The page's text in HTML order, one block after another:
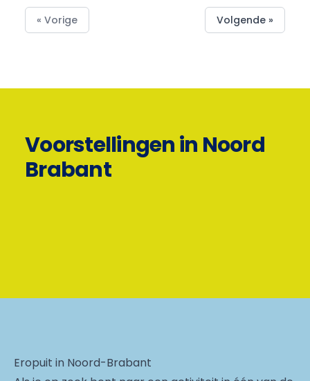
« Vorige Volgende »
Voorstellingen in Noord
Brabant
Eropuit in Noord-Brabant